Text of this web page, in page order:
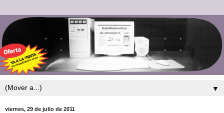
▼
viernes, 29 de julio de 2011